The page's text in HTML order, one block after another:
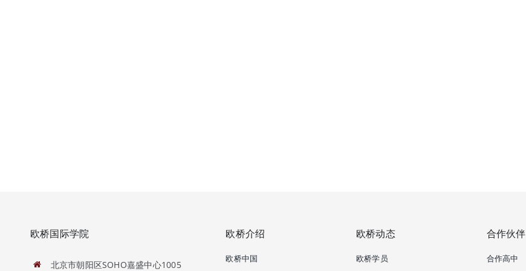
欧桥国际学院
北京市朝阳区SOHO嘉盛中心1005
欧桥介绍
欧桥中国
欧桥动态
欧桥学员
合作伙伴
合作高中